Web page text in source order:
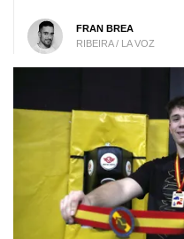
FRAN BREA
RIBEIRA / LA VOZ